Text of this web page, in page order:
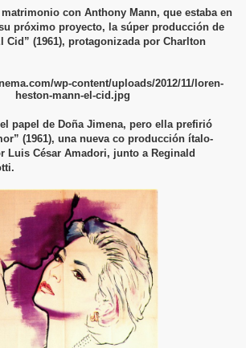
con Anthony Mann, que estaba en
próximo proyecto, la súper producción de
Cid” (1961), protagonizada por Charlton
papel de Doña Jimena, pero ella prefirió
(1961), una nueva co producción ítalo-
Luis César Amadori, junto a Reginald